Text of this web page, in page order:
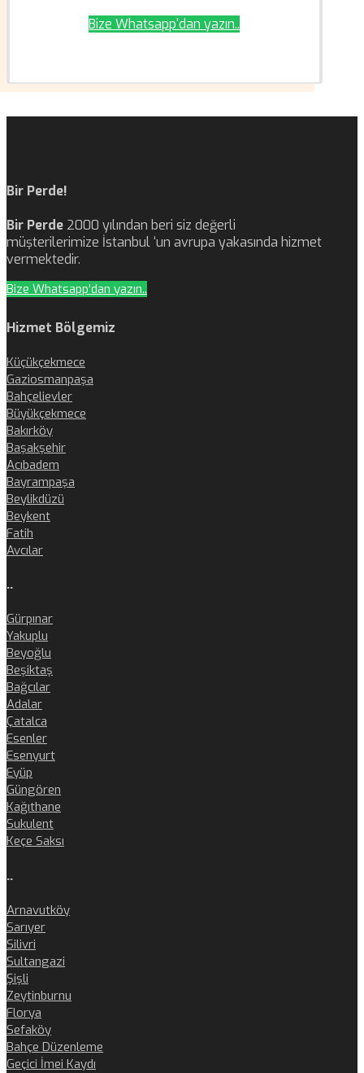
Bize Whatsapp'dan yazın..
Bir Perde!
Bir Perde 2000 yılından beri siz değerli
müşterilerimize İstanbul ‘un avrupa yakasında hizmet
vermektedir.
Bize Whatsapp'dan yazın..
Hizmet Bölgemiz
Küçükçekmece
Gaziosmanpaşa
Bahçelievler
Büyükçekmece
Bakırköy
Başakşehir
Acıbadem
Bayrampaşa
Beylikdüzü
Beykent
Fatih
Avcılar
..
Gürpınar
Yakuplu
Beyoğlu
Beşiktaş
Bağcılar
Adalar
Çatalca
Esenler
Esenyurt
Eyüp
Güngören
Kağıthane
Sukulent
Keçe Saksı
..
Arnavutköy
Sarıyer
Silivri
Sultangazi
Şişli
Zeytinburnu
Florya
Sefaköy
Bahçe Düzenleme
Geçici İmei Kaydı